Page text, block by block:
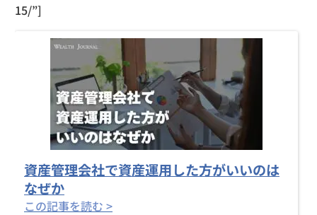
15/”]
資産管理会社で資産運用した方がいいのは
なぜか
この記事を読む >